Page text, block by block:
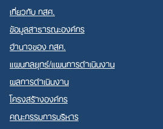
เกี่ยวกับ กสศ.
ข้อมูลสาธารณะองค์กร
อำนาจของ กสศ.
แผนกลยุทธ์/แผนการดำเนินงาน
ผลการดำเนินงาน
โครงสร้างองค์กร
คณะกรรมการบริหาร